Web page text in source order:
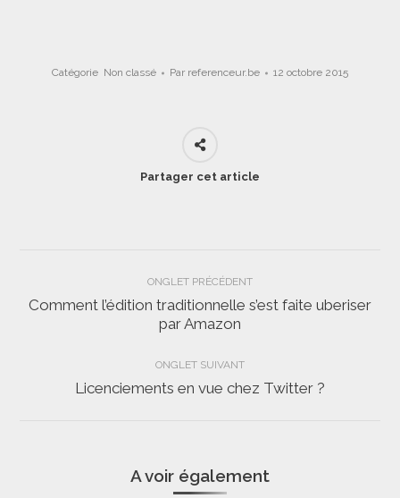
Catégorie Non classé Par referenceur.be 12 octobre 2015
Partager cet article
Navigation
de
commentaire
ONGLET PRÉCÉDENT
Onglet
Comment l’édition traditionnelle s’est faite uberiser
par Amazon
ONGLET SUIVANT
Onglet
Licenciements en vue chez Twitter ?
A voir également